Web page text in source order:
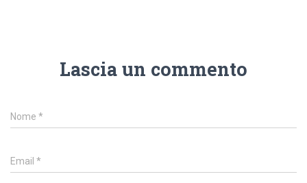
Lascia un commento
Nome *
Email *